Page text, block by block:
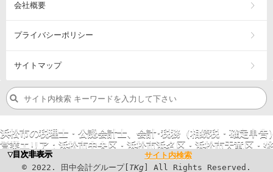
▼目次非表示
サイト内検索
© 2022 . 田中会計グループ[ TKg ] All Rights Reserved.
会社概要
プライバシーポリシー
サイトマップ
浜松市の税理士・公認会計士、会計･税務（相続税・確定申
営業エリア： 浜松市中央区 ・浜松市浜名区 ・浜松市天竜区 ・
©2023. 田中会計グループ[ TKg] All Rights